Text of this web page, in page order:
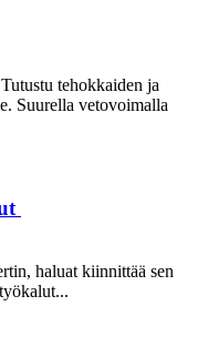
tehokkaiden ja
Suurella vetovoimalla
haluat kiinnittää sen